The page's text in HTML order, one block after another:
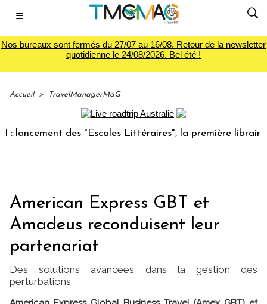
☰
Nos bureaux sont fermés du 27/07 au 16/08. Retour de la newsletter
quotidienne le 24/08/2026. Bel été !
Accueil > TravelManagerMaG
des "Escales Littéraires", la première librairie du
American Express GBT et
Amadeus reconduisent leur
partenariat
Des solutions avancées dans la gestion des
perturbations